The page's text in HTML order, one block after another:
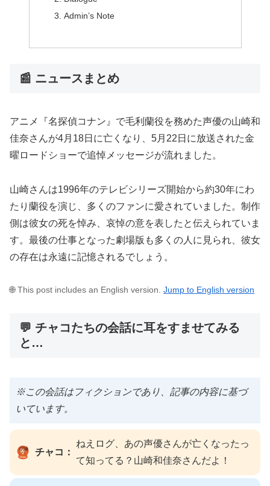
Admin’s Note
📰 ニュースまとめ
アニメ『名探偵コナン』で毛利蘭役を務めた声優の山崎和
佳奈さんが4月18日に亡くなり、5月22日に放送された金
曜ロードショーで追悼メッセージが流れました。
山崎さんは1996年のテレビシリーズ開始から約30年にわ
たり蘭役を演じ、多くのファンに愛されていました。制作
側は彼女の死を悼み、哀悼の意を表したと伝えられていま
す。最後の仕事となった劇場版も多くの人に見られ、彼女
の存在は永遠に記憶されるでしょう。
🌐 This post includes an English version. Jump to English version
💬 チャコたちの会話に耳をすませてみる
と…
※この会話はフィクションであり、記事の内容に基づ
いています。
チャコ：
ねえログ、あの声優さんが亡くなったっ
て知ってる？山崎和佳奈さんだよ！